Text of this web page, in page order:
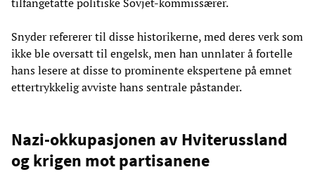
Snyder refererer til disse historikerne, med deres verk som
ikke ble oversatt til engelsk, men han unnlater å fortelle
hans lesere at disse to prominente ekspertene på emnet
ettertrykkelig avviste hans sentrale påstander.
Nazi-okkupasjonen av Hviterussland
og krigen mot partisanene